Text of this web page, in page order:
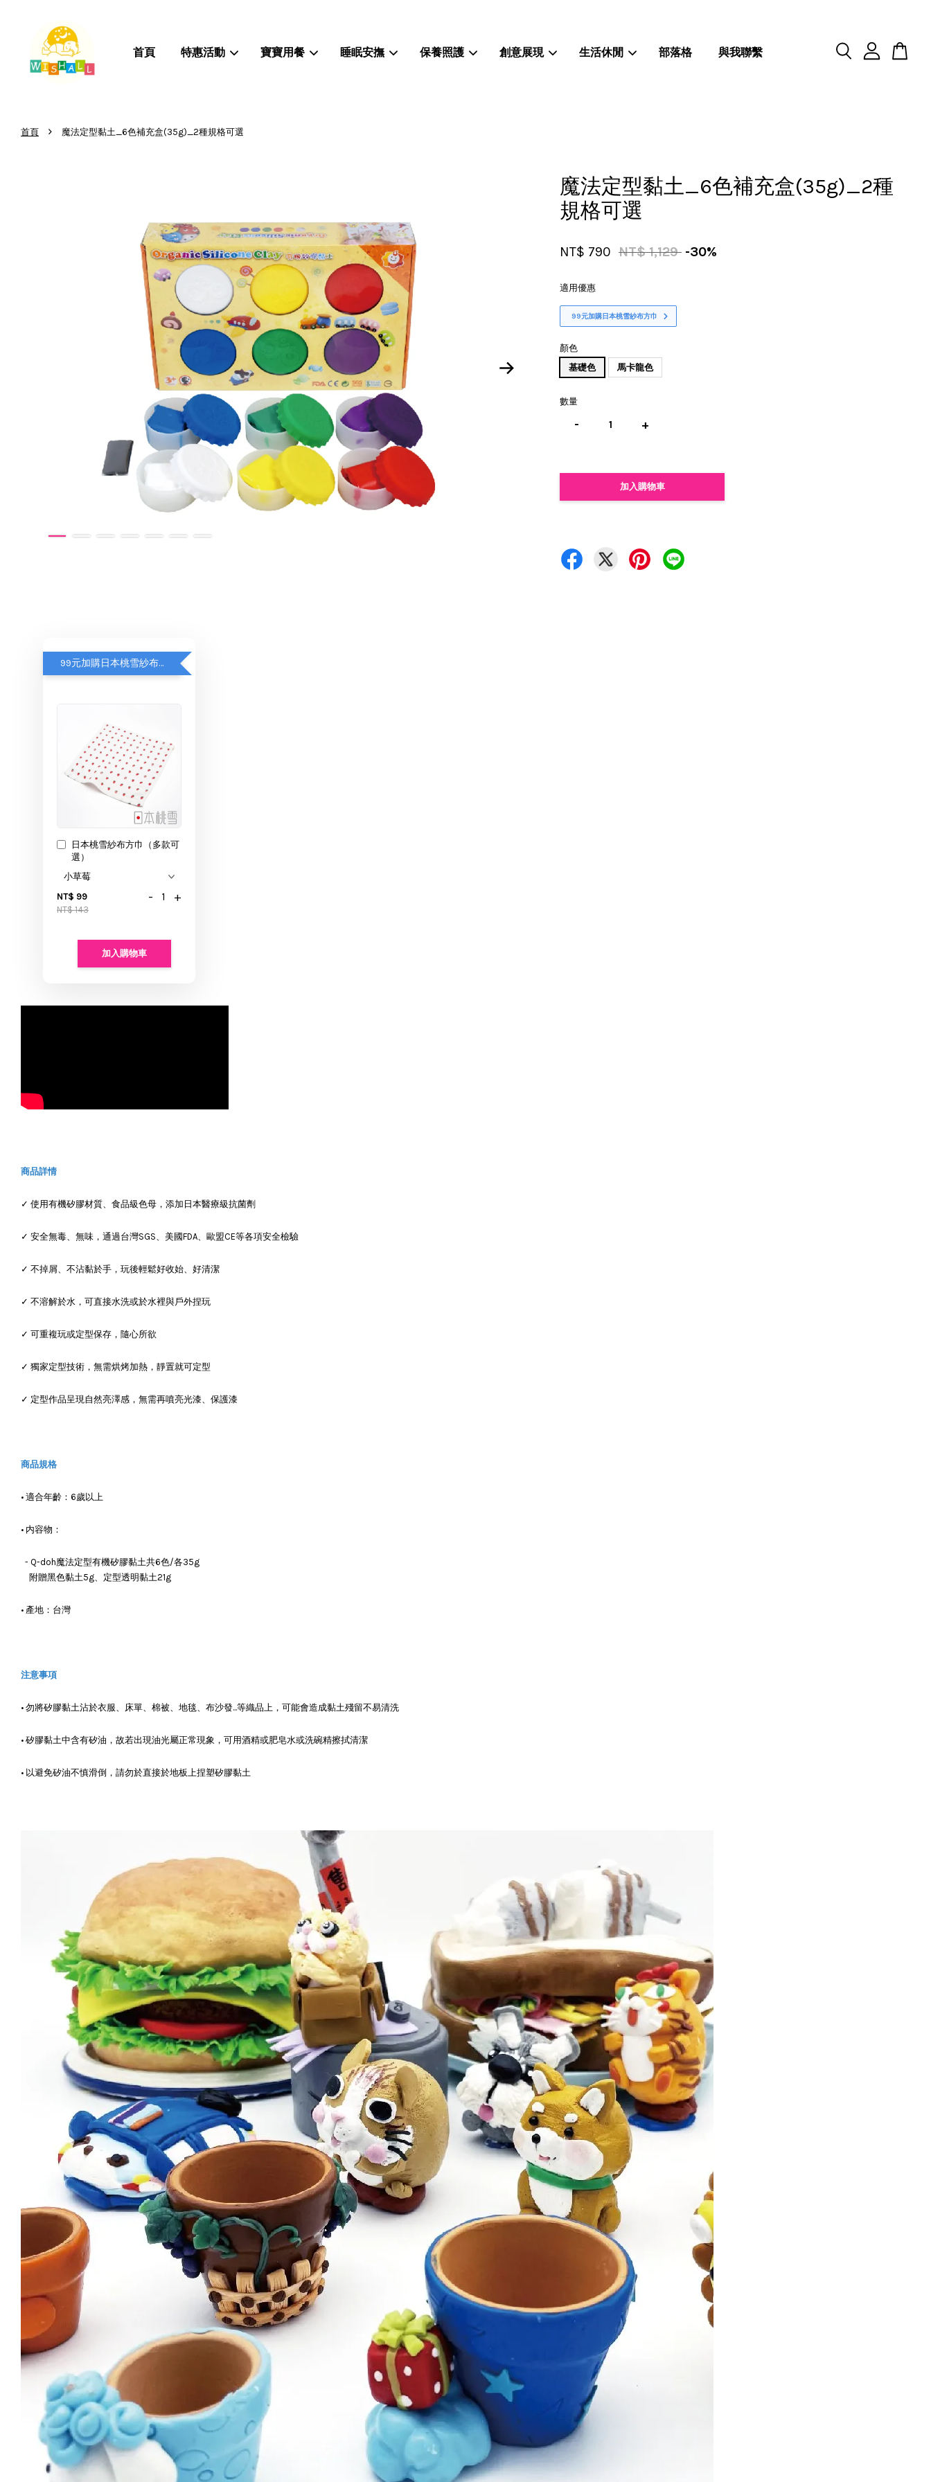
首頁 特惠活動 寶寶用餐 睡眠安撫 保養照護 創意展現 生活休閒 部落格 與我聯繫
首頁 › 魔法定型黏土_6色補充盒(35g)_2種規格可選
魔法定型黏土_6色補充盒(35g)_2種
規格可選
NT$ 790 NT$ 1,129 -30%
適用優惠
99元加購日本桃雪紗布方巾
顏色
基礎色
馬卡龍色
數量
- +
加入購物車
99元加購日本桃雪紗布方巾
日本桃雪紗布方巾（多款可
選）
NT$ 99
NT$ 143
- +
加入購物車
商品詳情
✓ 使用有機矽膠材質、食品級色母，添加日本醫療級抗菌劑
✓ 安全無毒、無味，通過台灣SGS、美國FDA、歐盟CE等各項安全檢驗
✓ 不掉屑、不沾黏於手，玩後輕鬆好收始、好清潔
✓ 不溶解於水，可直接水洗或於水裡與戶外捏玩
✓ 可重複玩或定型保存，隨心所欲
✓ 獨家定型技術，無需烘烤加熱，靜置就可定型
✓ 定型作品呈現自然亮澤感，無需再噴亮光漆、保護漆
商品規格
• 適合年齡：6歲以上
• 内容物：
- Q-doh魔法定型有機矽膠黏土共6色/各35g
附贈黑色黏土5g、定型透明黏土21g
• 產地：台灣
注意事項
• 勿將矽膠黏土沾於衣服、床單、棉被、地毯、布沙發...等織品上，可能會造成黏土殘留不易清洗
• 矽膠黏土中含有矽油，故若出現油光屬正常現象，可用酒精或肥皂水或洗碗精擦拭清潔
• 以避免矽油不慎滑倒，請勿於直接於地板上捏塑矽膠黏土